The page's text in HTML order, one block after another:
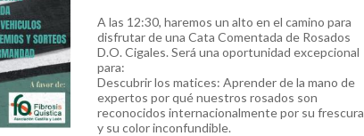
A las 12:30, haremos un alto en el camino para
disfrutar de una Cata Comentada de Rosados
D.O. Cigales. Será una oportunidad excepcional
para:
Descubrir los matices: Aprender de la mano de
expertos por qué nuestros rosados son
reconocidos internacionalmente por su frescura
y su color inconfundible.